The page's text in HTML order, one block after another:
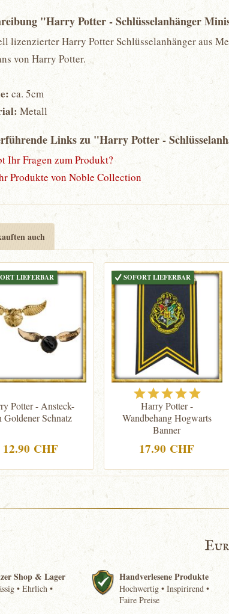
"Harry Potter - Schlüsselanhänger
lizenzierter Harry Potter Schlüsselanhänger aus
von Harry Potter.
ca. 5cm
Metall
Links zu "Harry Potter -
Ihr Fragen zum Produkt?
Produkte von Noble Collection
auch
LIEFERBAR
Potter - Ansteck-
Goldener Schnatz
12.90 CHF
SOFORT LIEFERBAR
Harry Potter -
Wandbehang Hogwarts
Banner
17.90 CHF
Shop & Lager
• Ehrlich •
Handverlesene Produkte
Hochwertig • Inspirirend •
Faire Preise